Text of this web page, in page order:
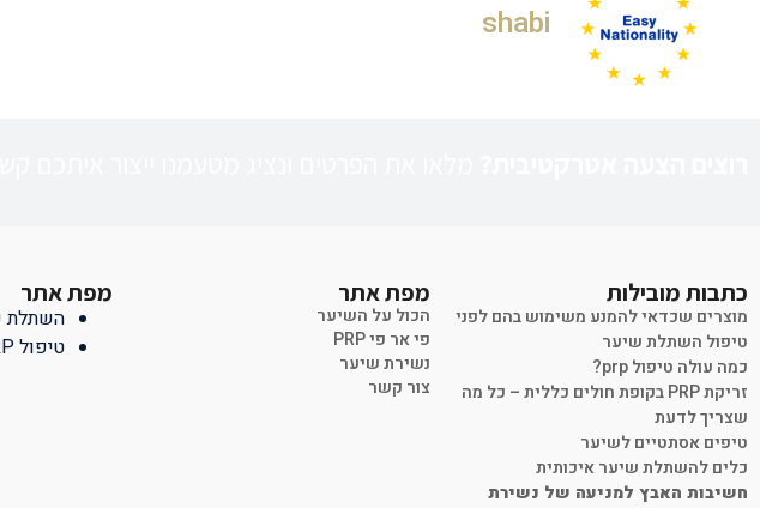
shabi
כתבות מובילות
מוצרים שכדאי להמנע משימוש בהם לפני
טיפול השתלת שיער
כמה עולה טיפול prp?
זריקת PRP בקופת חולים כללית – כל מה
שצריך לדעת
טיפים אסתטיים לשיער
כלים להשתלת שיער איכותית
חשיבות האבץ למניעה של נשירת
מפת אתר
הכול על השיער
פי אר פי PRP
נשירת שיער
צור קשר
מפת אתר
השתלת
טיפול PRP